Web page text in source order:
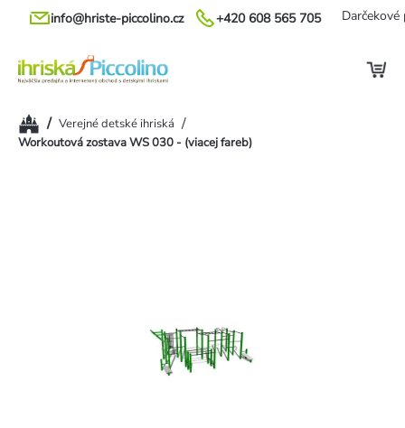
Prejsť
+420 608 565 705
info@hriste-piccolino.cz Darčekové
Domov
/ Verejné detské ihriská /
Workoutová zostava WS 030 - (viacej fareb)